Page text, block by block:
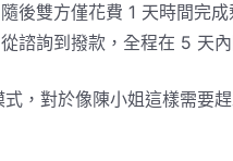
隨後雙方僅花費 1 天時間完
從諮詢到撥款，全程在 5 天內
，對於像陳小姐這樣需要